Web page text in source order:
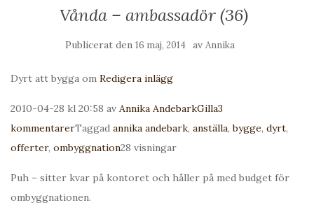
Vånda – ambassadör (36)
Publicerat den 16 maj, 2014 av Annika
Dyrt att bygga om Redigera inlägg
2010-04-28 kl 20:58 av Annika AndebarkGilla3
kommentarerTaggad annika andebark, anställa,bygge, dyrt,
offerter, ombyggnation28 visningar
Puh – sitter kvar på kontoret och håller på med budget för
ombyggnationen.